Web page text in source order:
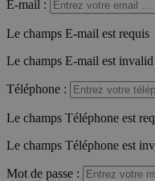
E-mail :
Le champs E-mail est requis
Le champs E-mail est invalid
Téléphone :
Le champs Téléphone est
Le champs Téléphone est
Mot de passe :